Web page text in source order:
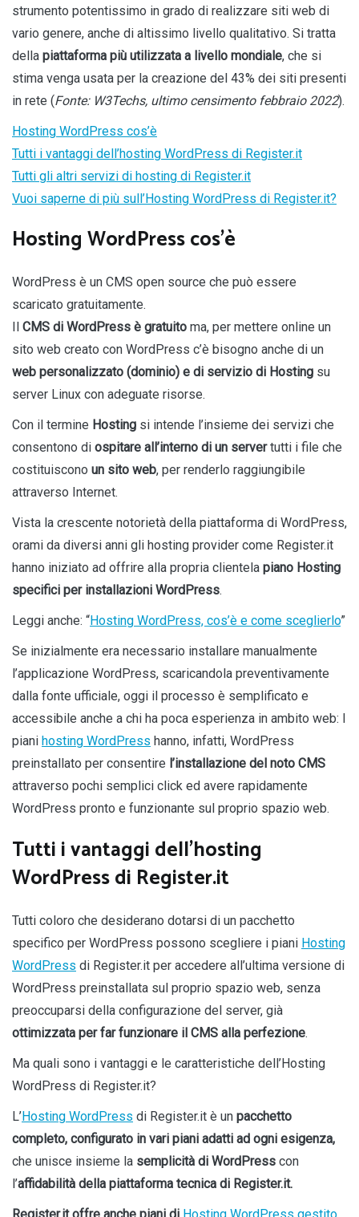
strumento potentissimo in grado di realizzare siti web di
vario genere, anche di altissimo livello qualitativo. Si tratta
della piattaforma più utilizzata a livello mondiale, che si
stima venga usata per la creazione del 43% dei siti presenti
in rete (Fonte: W3Techs, ultimo censimento febbraio 2022).
Hosting WordPress cos’è
Tutti i vantaggi dell’hosting WordPress di Register.it
Tutti gli altri servizi di hosting di Register.it
Vuoi saperne di più sull’Hosting WordPress di Register.it?
Hosting WordPress cos’è
WordPress è un CMS open source che può essere
scaricato gratuitamente.
Il CMS di WordPress è gratuito ma, per mettere online un
sito web creato con WordPress c’è bisogno anche di un
web personalizzato (dominio) e di servizio di Hosting su
server Linux con adeguate risorse.
Con il termine Hosting si intende l’insieme dei servizi che
consentono di ospitare all’interno di un servertutti i file che
costituiscono un sito web, per renderlo raggiungibile
attraverso Internet.
Vista la crescente notorietà della piattaforma di WordPress,
orami da diversi anni gli hosting provider come Register.it
hanno iniziato ad offrire alla propria clientela piano Hosting
specifici per installazioni WordPress.
Leggi anche: “Hosting WordPress, cos’è e come sceglierlo”
Se inizialmente era necessario installare manualmente
l’applicazione WordPress, scaricandola preventivamente
dalla fonte ufficiale, oggi il processo è semplificato e
accessibile anche a chi ha poca esperienza in ambito web: l
piani hosting WordPress hanno, infatti, WordPress
preinstallato per consentire l’installazione del noto CMS
attraverso pochi semplici click ed avere rapidamente
WordPress pronto e funzionante sul proprio spazio web.
Tutti i vantaggi dell’hosting
WordPress di Register.it
Tutti coloro che desiderano dotarsi di un pacchetto
specifico per WordPress possono scegliere i piani Hosting
WordPress di Register.it per accedere all’ultima versione di
WordPress preinstallata sul proprio spazio web, senza
preoccuparsi della configurazione del server, già
ottimizzata per far funzionare il CMS alla perfezione.
Ma quali sono i vantaggi e le caratteristiche dell’Hosting
WordPress di Register.it?
L’Hosting WordPress di Register.it è un pacchetto
completo, configurato in vari piani adatti ad ogni esigenza,
che unisce insieme la semplicità di WordPress con
l’affidabilità della piattaforma tecnica di Register.it.
Register.it offre anche piani di Hosting WordPress gestito